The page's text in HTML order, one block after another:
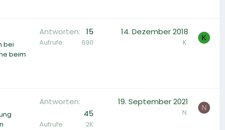
bei
beim
Antworten 15
Aufrufe 690
14. Dezember 2018
K. K
Antworten
45
Aufrufe 2K
19. September 2021
N. N